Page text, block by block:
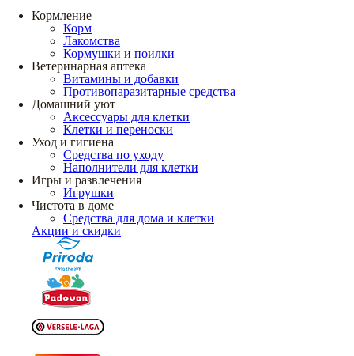
Кормление
Корм
Лакомства
Кормушки и поилки
Ветеринарная аптека
Витамины и добавки
Противопаразитарные средства
Домашний уют
Аксессуары для клетки
Клетки и переноски
Уход и гигиена
Средства по уходу
Наполнители для клетки
Игры и развлечения
Игрушки
Чистота в доме
Средства для дома и клетки
Акции и скидки